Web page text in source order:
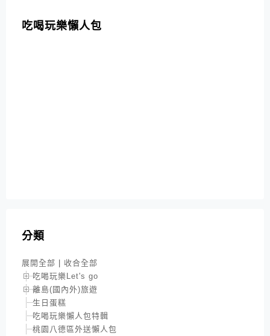
吃喝玩樂懶人包
分類
展開全部
收合全部
吃喝玩樂Let's go
離島(國內外)旅遊
生日蛋糕
吃喝玩樂懶人包特輯
桃園八德區外送懶人包